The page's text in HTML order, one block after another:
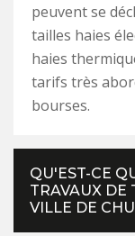
peuvent se
tailles haies
haies
tarifs très
bourses.
QU'EST-CE
TRAVAUX DE
VILLE DE